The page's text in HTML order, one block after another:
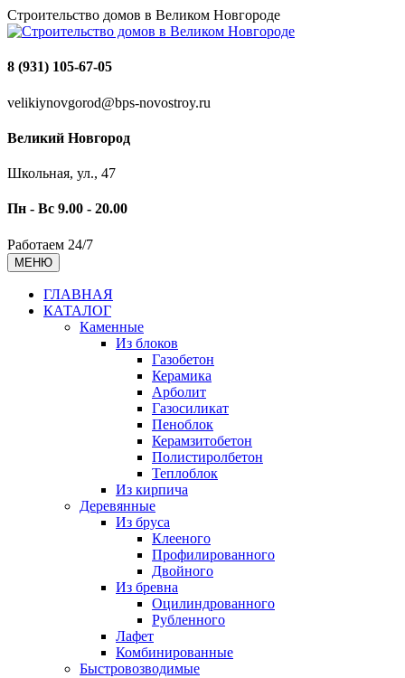
Строительство домов в Великом Новгороде
8 (931) 105-67-05
velikiynovgorod@bps-novostroy.ru
Великий Новгород
Школьная, ул., 47
Пн - Вс 9.00 - 20.00
Работаем 24/7
МЕНЮ
ГЛАВНАЯ
КАТАЛОГ
Каменные
Из блоков
Газобетон
Керамика
Арболит
Газосиликат
Пеноблок
Керамзитобетон
Полистиролбетон
Теплоблок
Из кирпича
Деревянные
Из бруса
Клееного
Профилированного
Двойного
Из бревна
Оцилиндрованного
Рубленного
Лафет
Комбинированные
Быстровозводимые